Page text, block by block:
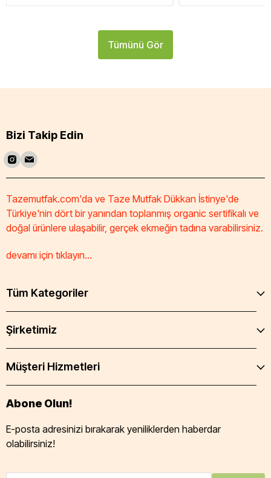
Tümünü Gör
Bizi Takip Edin
Tazemutfak.com'da ve Taze Mutfak Dükkan İstinye'de
Türkiye'nin dört bir yanından toplanmış organic sertifikalı ve
doğal ürünlere ulaşabilir, gerçek ekmeğin tadına varabilirsiniz.
devamı için tıklayın...
Tüm Kategoriler
Şirketimiz
Müşteri Hizmetleri
Abone Olun!
E-posta adresinizi bırakarak yeniliklerden haberdar
olabilirsiniz!